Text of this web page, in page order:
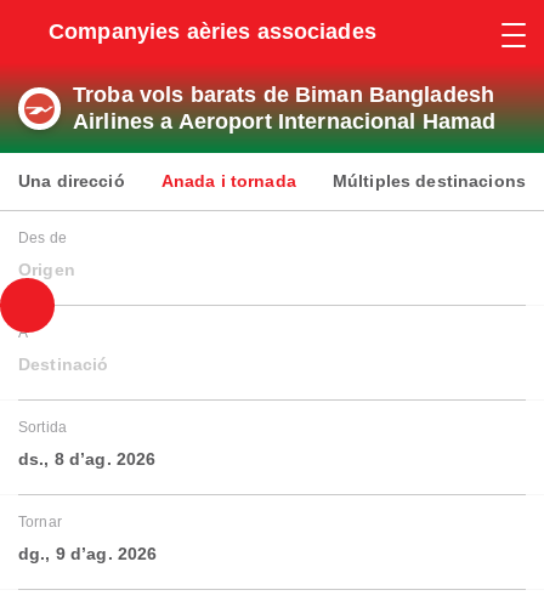
Companyies aèries associades
Troba vols barats de Biman Bangladesh
Airlines a Aeroport Internacional Hamad
Una direcció Anada i tornada Múltiples destinacions
Des de
Origen
A
Destinació
Sortida
ds., 8 d’ag. 2026
Tornar
dg., 9 d’ag. 2026